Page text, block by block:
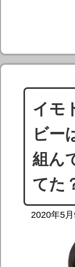
イモ
ビー
組ん
てた
2020年5月